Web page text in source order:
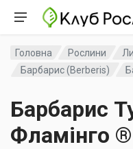
Головна Рослини
Барбарис (Berberis)
Барбарис
Фламінго ®